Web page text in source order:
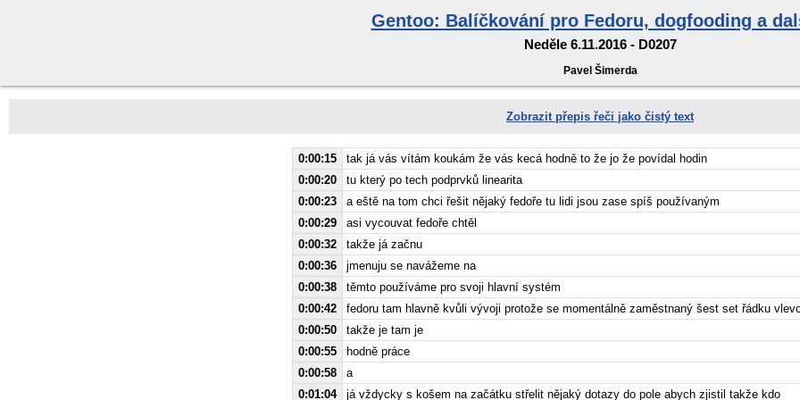
Gentoo: Balíčkování pro Fedoru, dogfooding a
Neděle 6.11.2016 - D0207
Pavel Šimerda
Zobrazit přepis řeči jako čistý text
0:00:15
tak já vás vítám koukám že vás kecá hodně to že jo že povídal hodin
0:00:20
tu který po tech podprvků linearita
0:00:23
a eště na tom chci řešit nějaký fedoře tu lidi jsou zase spíš používaným
0:00:29
asi vycouvat fedoře chtěl
0:00:32
takže já začnu
0:00:36
jmenuju se navážeme na
0:00:38
těmto používáme pro svoji hlavní systém
0:00:42
fedoru tam hlavně kvůli vývoji protože se momentálně zaměstnaný šest set řádku
0:00:50
takže je tam je
0:00:55
hodně práce
0:00:58
a
0:01:04
já vždycky s košem na začátku střelit nějaký dotazy do pole abych zjistil takže kdo